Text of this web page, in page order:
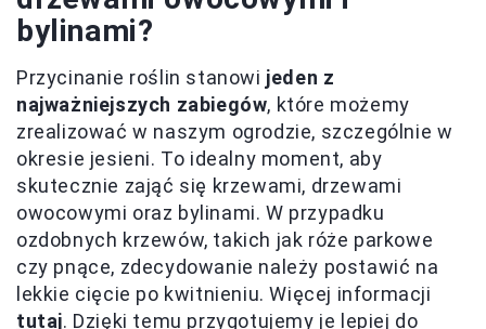
bylinami?
Przycinanie roślin stanowi jeden z
najważniejszych zabiegów, które możemy
zrealizować w naszym ogrodzie, szczególnie w
okresie jesieni. To idealny moment, aby
skutecznie zająć się krzewami, drzewami
owocowymi oraz bylinami. W przypadku
ozdobnych krzewów, takich jak róże parkowe
czy pnące, zdecydowanie należy postawić na
lekkie cięcie po kwitnieniu. Więcej informacji
tutaj. Dzięki temu przygotujemy je lepiej do